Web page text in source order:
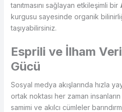
tanıtmasını sağlayan etkileşimli bir
kurgusu sayesinde organik
taşıyabilirsiniz.
Esprili ve İlham
Gücü
Sosyal medya akışlarında hızla
ortak noktası her zaman
samimi ve akılcı cümleler